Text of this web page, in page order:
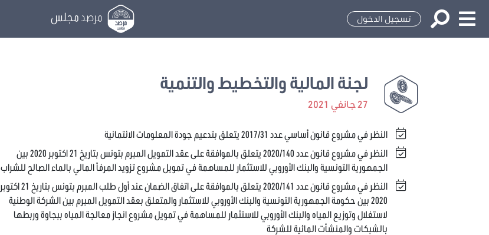
تسجيل الدخول مرصد مجلس
لجنة المالية والتخطيط والتنمية
27 جانفي 2021
النظر في مشروع قانون أساسي عدد 2017/31 يتعلق بتدعيم جودة المعلومات الائتمانية
النظر في مشروع قانون عدد 2020/140 يتعلق بالموافقة على عقد التمويل المبرم بتونس بتاريخ 21 اكتوبر 2020 بين
الجمهورية التونسية والبنك الأوروبي للاستثمار للمساهمة في تمويل مشروع تزويد المرفأ المالي بالماء الصالح للشراب
النظر في مشروع قانون عدد 2020/141 يتعلق بالموافقة على اتفاق الضمان عند أول طلب المبرم بتونس بتاريخ 21 اكتوبر
2020 بين حكومة الجمهورية التونسية والبنك الأوروبي للاستثمار والمتعلق بعقد التمويل المبرم بين الشركة الوطنية
لاستغلال وتوزيع المياه والبنك الأوروبي للاستثمار للمساهمة في تمويل مشروع انجاز معالجة المياه ببجاوة وربطها
بالشبكات والمنشأت المائية للشركة